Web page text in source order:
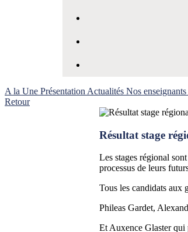
A la Une Présentation Actualités Nos enseignants
Retour
Résultat stage
Les stages régional
processus de leurs
Tous les candidats aux
Phileas Gardet,
Et Auxence Glaster qui